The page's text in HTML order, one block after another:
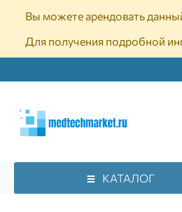
Вы можете арендовать
Для получения подробной
КАТАЛОГ